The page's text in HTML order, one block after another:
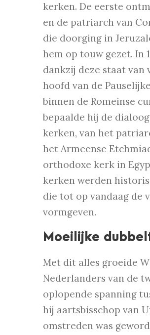
kerken. De eerste
en de patriarch van
die doorging in
hem op touw gezet. In
dankzij deze staat
hoofd van de
binnen de Romeinse
bepaalde hij de
kerken, van het
het Armeense
orthodoxe kerk in
kerken werden
die tot op vandaag de
vormgeven.
Moeilijke
Met dit alles groeide
Nederlanders van de
oplopende spanning
hij aartsbisschop van
omstreden was